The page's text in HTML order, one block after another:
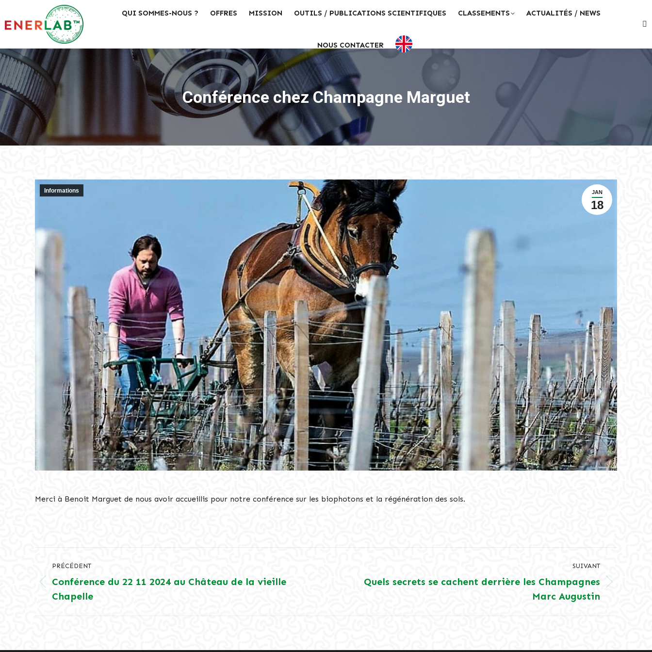
QUI SOMMES-NOUS ? OFFRES MISSION OUTILS / PUBLICATIONS SCIENTIFIQUES CLASSEMENTS ACTUALITÉS / NEWS
NOUS CONTACTER
Conférence chez Champagne Marguet
JAN
18
Informations
Merci à Benoit Marguet de nous avoir accueillis pour notre conférence sur les biophotons et la régénération des sols.
Navigation
article
PRÉCÉDENT
Article
précédent
Conférence du 22 11 2024 au Château de la vieille
Chapelle
SUIVANT
Quels secrets se cachent derrière les Champagnes
Marc Augustin